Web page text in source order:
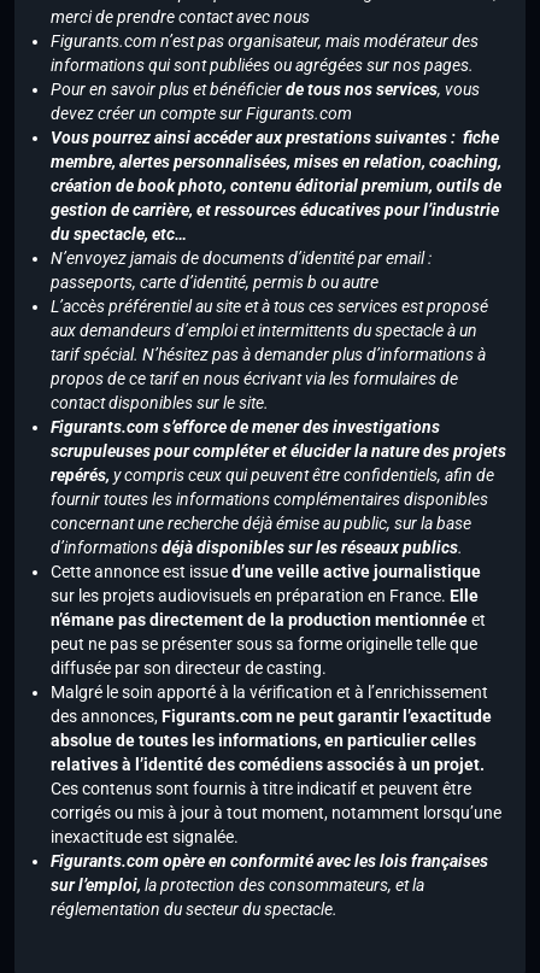
merci de prendre contact avec nous
Figurants.com n’est pas organisateur, mais modérateur des
informations qui sont publiées ou agrégées sur nos pages.
Pour en savoir plus et bénéficierde tous nos services, vous
devez créer un compte sur Figurants.com
Vous pourrez ainsi accéder aux prestations suivantes : fiche
membre, alertes personnalisées, mises en relation, coaching,
création de book photo, contenu éditorial premium, outils de
gestion de carrière, et ressources éducatives pour l’industrie
du spectacle, etc…
N’envoyez jamais de documents d’identité par email :
passeports, carte d’identité, permis b ou autre
L’accès préférentiel au site et à tous ces services est proposé
aux demandeurs d’emploi et intermittents du spectacle à un
tarif spécial. N’hésitez pas à demander plus d’informations à
propos de ce tarif en nous écrivant via les formulaires de
contact disponibles sur le site.
Figurants.com s’efforce de mener des investigations
scrupuleuses pour compléter et élucider la nature des projets
repérés, y compris ceux qui peuvent être confidentiels, afin de
fournir toutes les informations complémentaires disponibles
concernant une recherche déjà émise au public, sur la base
d’informationsdéjà disponibles sur les réseaux publics.
Cette annonce est issued’une veille active journalistique
sur les projets audiovisuels en préparation en France. Elle
n’émane pas directement de la production mentionnéeet
peut ne pas se présenter sous sa forme originelle telle que
diffusée par son directeur de casting.
Malgré le soin apporté à la vérification et à l’enrichissement
des annonces,Figurants.com ne peut garantir l’exactitude
absolue de toutes les informations, en particulier celles
relatives à l’identité des comédiens associés à un projet.
Ces contenus sont fournis à titre indicatif et peuvent être
corrigés ou mis à jour à tout moment, notamment lorsqu’une
inexactitude est signalée.
Figurants.com opère en conformité avec les lois françaises
sur l’emploi, la protection des consommateurs, et la
réglementation du secteur du spectacle.